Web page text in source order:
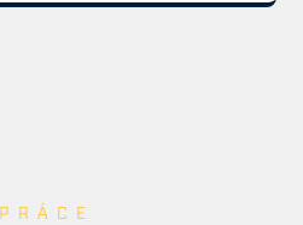
pro nás vyrábí svařované